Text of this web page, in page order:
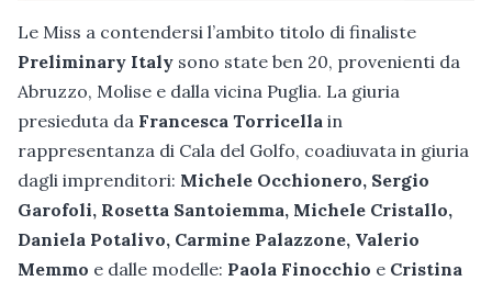
Le Miss a contendersi l’ambito titolo di finaliste
Preliminary Italy sono state ben 20, provenienti da
Abruzzo, Molise e dalla vicina Puglia. La giuria
presieduta da Francesca Torricella in
rappresentanza di Cala del Golfo, coadiuvata in giuria
dagli imprenditori: Michele Occhionero, Sergio
Garofoli, Rosetta Santoiemma, Michele Cristallo,
Daniela Potalivo, Carmine Palazzone, Valerio
Memmo e dalle modelle: Paola Finocchio e Cristina